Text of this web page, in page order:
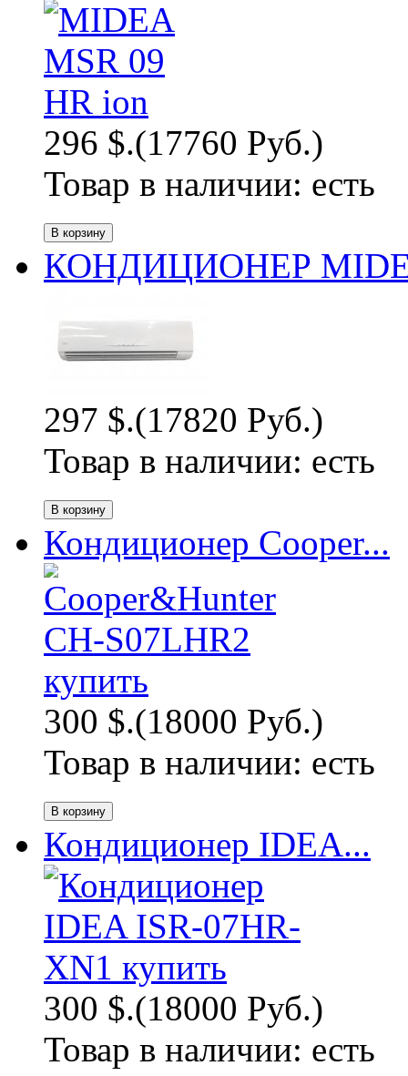
296 $.(17760 Руб.)
Товар в наличии: есть
КОНДИЦИОНЕР
297 $.(17820 Руб.)
Товар в наличии: есть
Кондиционер Cooper...
300 $.(18000 Руб.)
Товар в наличии: есть
Кондиционер IDEA...
300 $.(18000 Руб.)
Товар в наличии: есть